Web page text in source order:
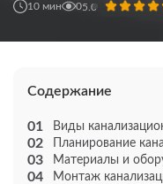
10 мин 5.0
0
Содержание
Виды
Планирование
Материалы и
Монтаж